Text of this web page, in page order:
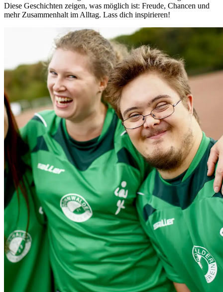
Diese Geschichten zeigen, was möglich ist: Freude, Chancen und
mehr Zusammenhalt im Alltag. Lass dich inspirieren!